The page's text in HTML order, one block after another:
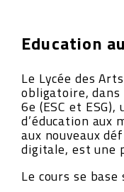
Education
Le Lycée des
obligatoire, dans
6e (ESC et
d’éducation aux
aux nouveaux
digitale, est une
Le cours se